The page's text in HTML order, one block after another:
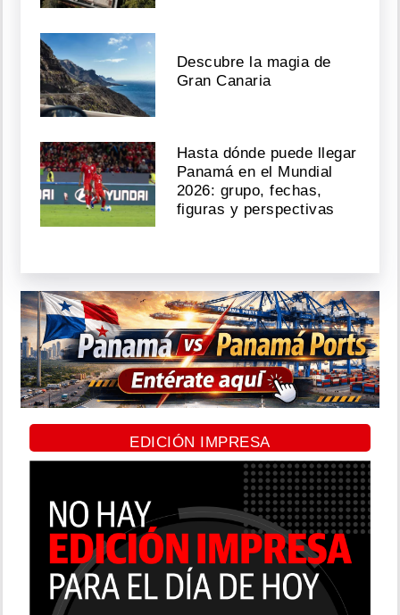
Descubre la magia de
Gran Canaria
Hasta dónde puede llegar
Panamá en el Mundial
2026: grupo, fechas,
figuras y perspectivas
EDICIÓN IMPRESA